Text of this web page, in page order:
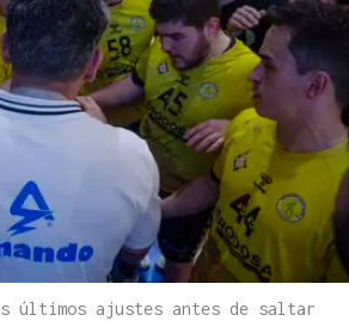
últimos ajustes antes de saltar